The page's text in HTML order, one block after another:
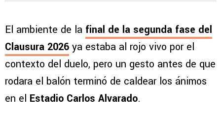
El ambiente de la final de la segunda fase del
Clausura 2026 ya estaba al rojo vivo por el
contexto del duelo, pero un gesto antes de que
rodara el balón terminó de caldear los ánimos
en el Estadio Carlos Alvarado.